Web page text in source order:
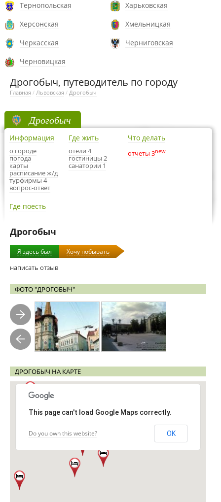
Тернопольская
Харьковская
Херсонская
Хмельницкая
Черкасская
Черниговская
Черновицкая
Дрогобыч, путеводитель по городу
Главная / Львовская / Дрогобыч
Дрогобыч
Информация
о городе
погода
карты
расписание ж/д
турфирмы 4
вопрос-ответ
Где жить
отели 4
гостиницы 2
санатории 1
Что делать
отчеты 3new
Где поесть
Дрогобыч
Я здесь был Хочу побывать
написать отзыв
ФОТО "ДРОГОБЫЧ"
ДРОГОБЫЧ НА КАРТЕ
This page can't load Google Maps correctly.
Do you own this website? OK